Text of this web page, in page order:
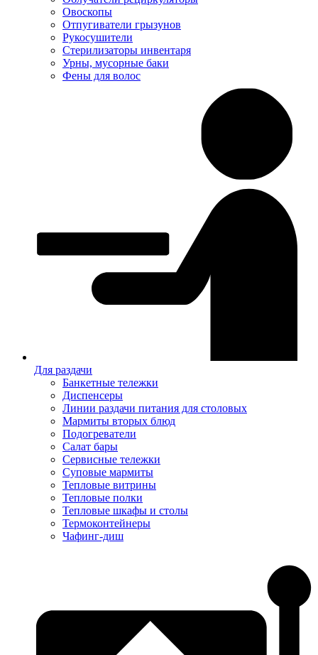
Овоскопы
Отпугиватели грызунов
Рукосушители
Стерилизаторы инвентаря
Урны, мусорные баки
Фены для волос
Для раздачи
Банкетные тележки
Диспенсеры
Линии раздачи питания для столовых
Мармиты вторых блюд
Подогреватели
Салат бары
Сервисные тележки
Суповые мармиты
Тепловые витрины
Тепловые полки
Тепловые шкафы и столы
Термоконтейнеры
Чафинг-диш